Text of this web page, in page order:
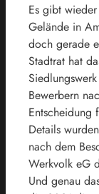
Es gibt
Gelände in
doch gerade
Stadtrat hat
Bewerbern
Entscheidung
Details
nach dem
Werkvolk eG
Und genau